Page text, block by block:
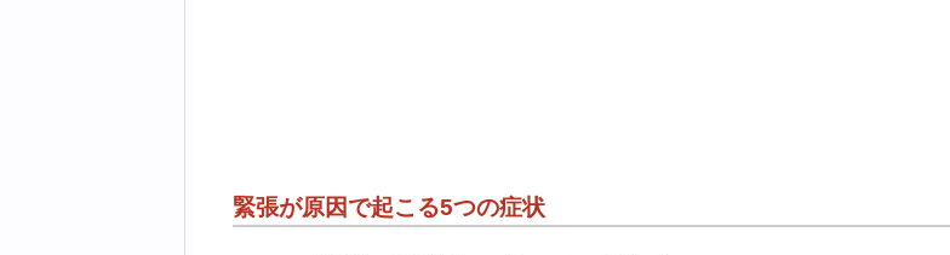
緊張が原因で起こる5つの症状